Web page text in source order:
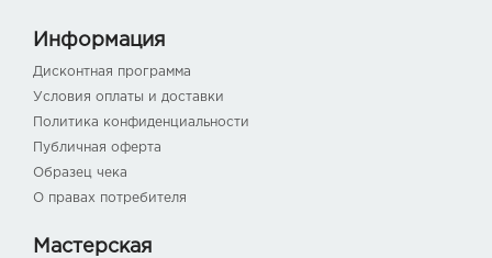
Информация
Дисконтная программа
Условия оплаты и доставки
Политика конфиденциальности
Публичная оферта
Образец чека
О правах потребителя
Мастерская